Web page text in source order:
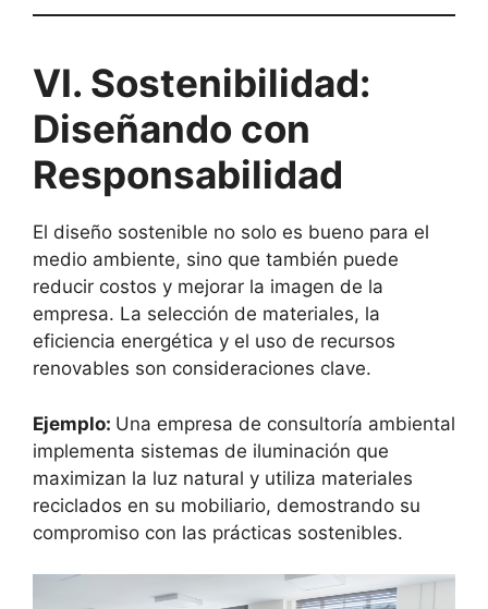
VI. Sostenibilidad:
Diseñando con
Responsabilidad
El diseño sostenible no solo es bueno para el
medio ambiente, sino que también puede
reducir costos y mejorar la imagen de la
empresa. La selección de materiales, la
eficiencia energética y el uso de recursos
renovables son consideraciones clave.
Ejemplo: Una empresa de consultoría ambiental
implementa sistemas de iluminación que
maximizan la luz natural y utiliza materiales
reciclados en su mobiliario, demostrando su
compromiso con las prácticas sostenibles.